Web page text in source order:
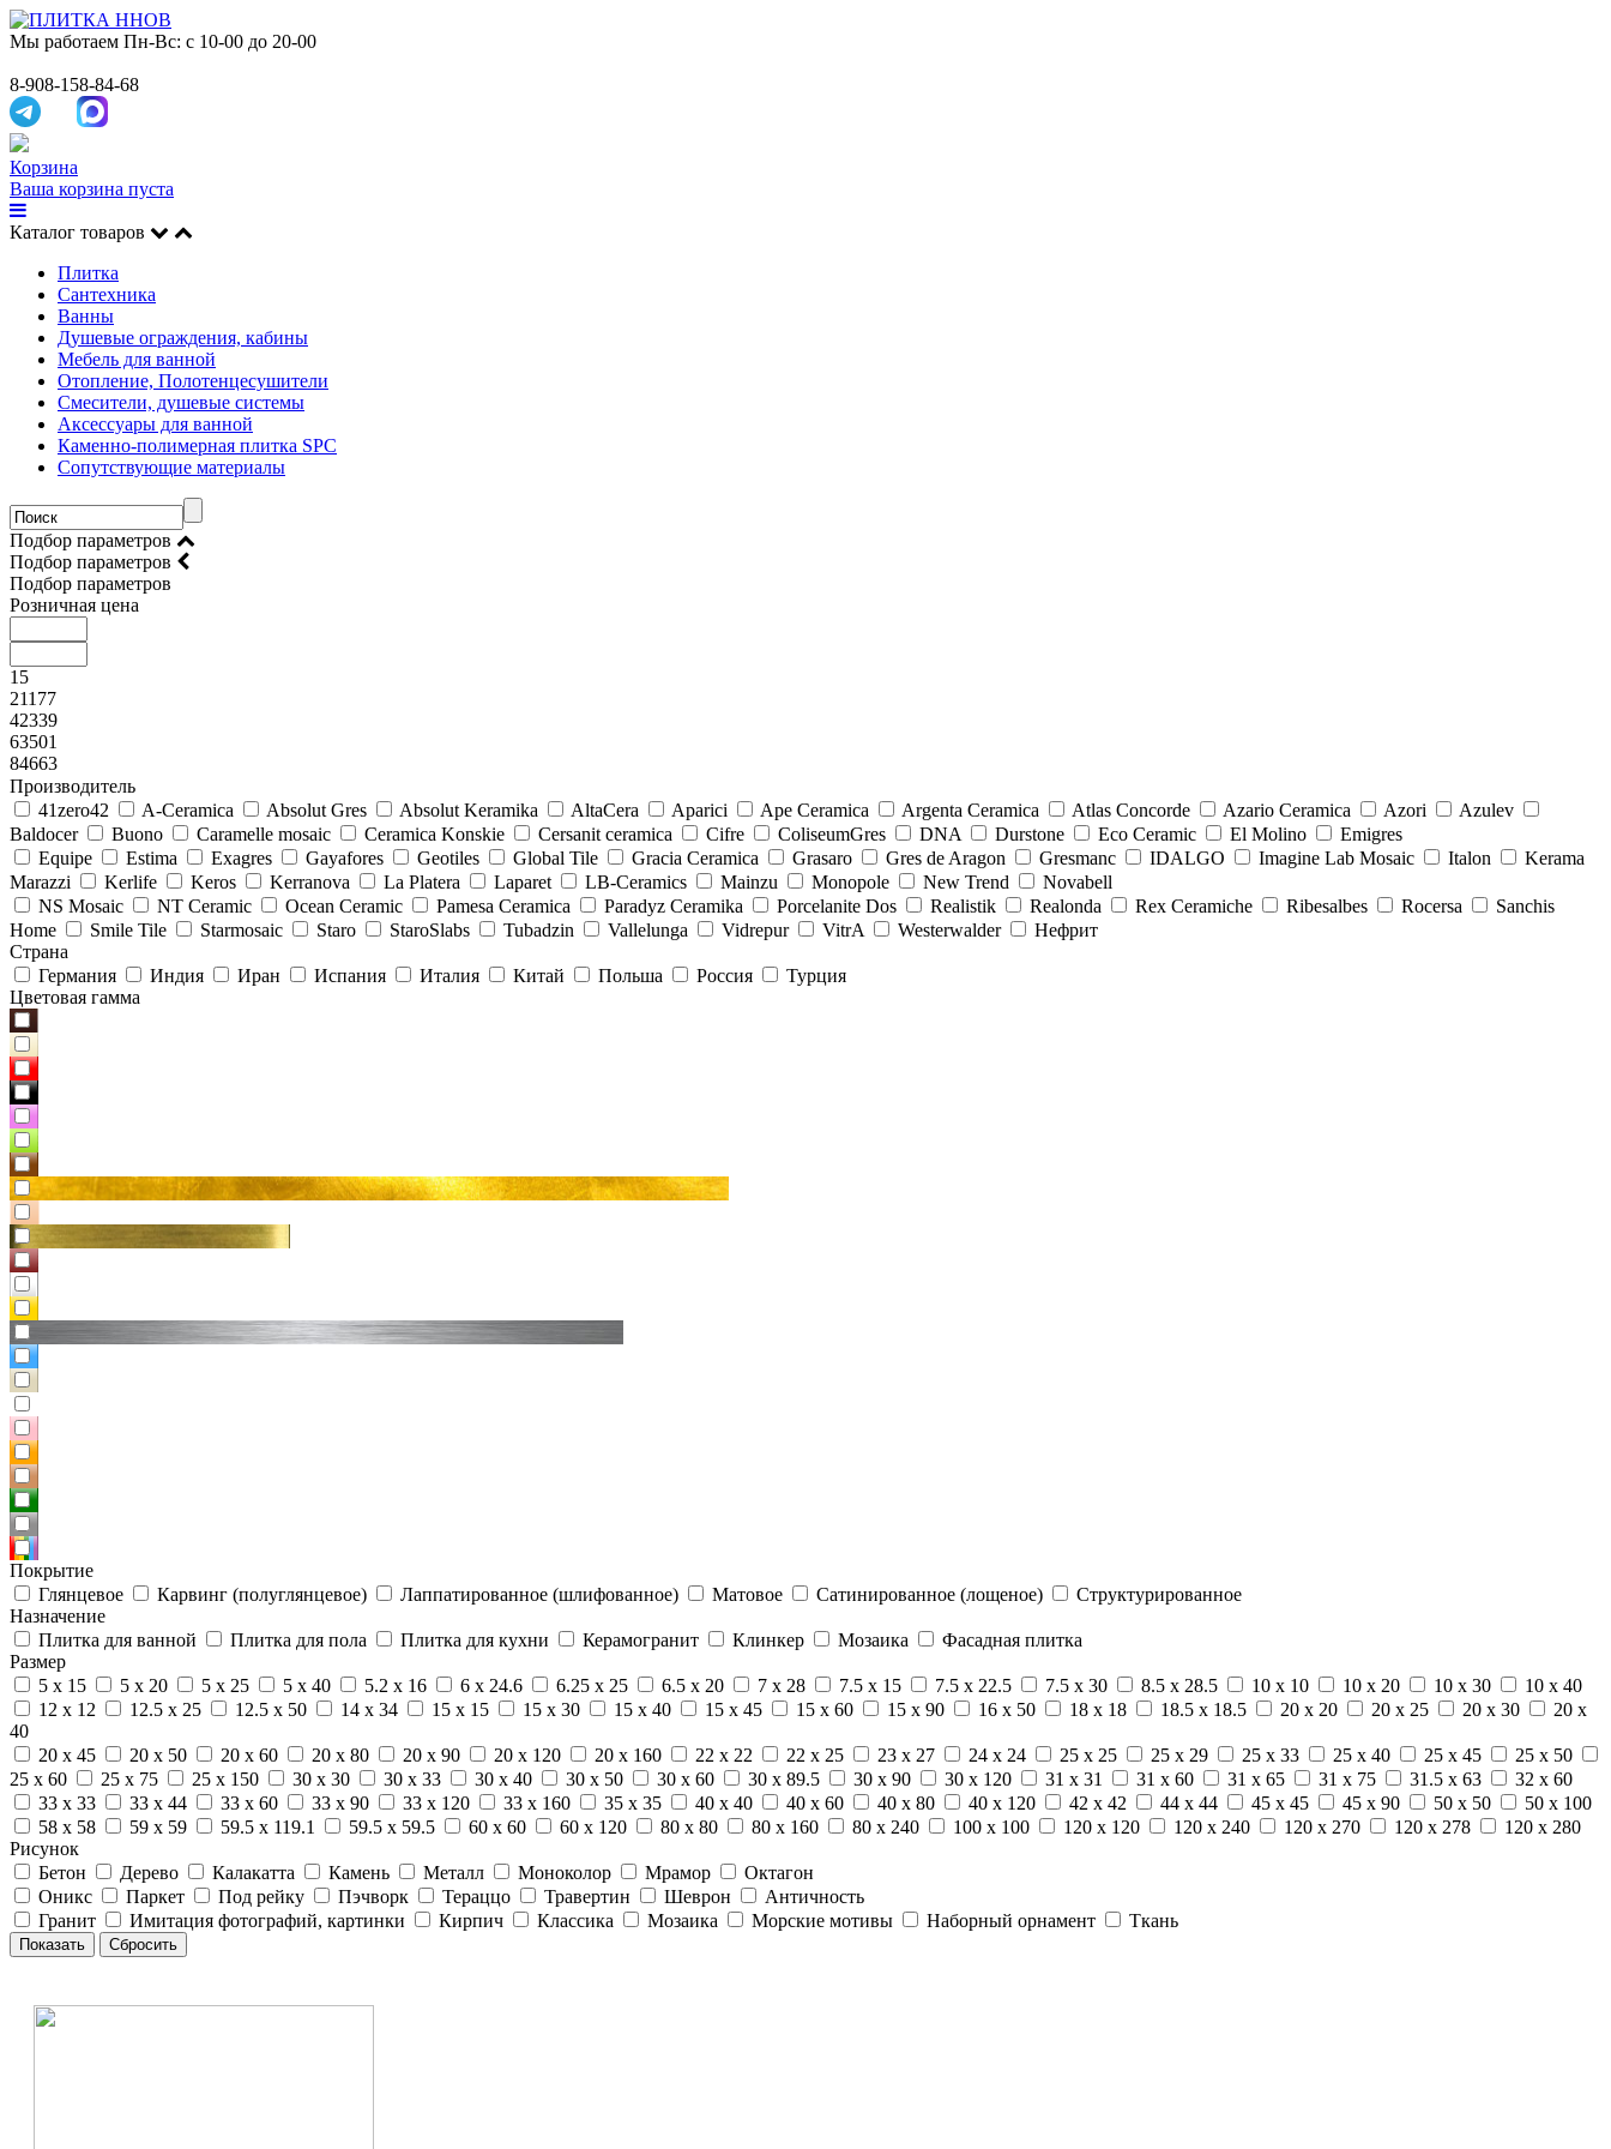
Мы работаем Пн-Вс: с 10-00 до 20-00
8-908-158-84-68
Корзина
Ваша корзина пуста
Каталог товаров
Плитка
Сантехника
Ванны
Душевые ограждения, кабины
Мебель для ванной
Отопление, Полотенцесушители
Смесители, душевые системы
Аксессуары для ванной
Каменно-полимерная плитка SPC
Сопутствующие материалы
Подбор параметров
Подбор параметров
Подбор параметров
Розничная цена
15
21177
42339
63501
84663
Производитель
41zero42
A-Ceramica Absolut Gres Absolut Keramika AltaCera Aparici Ape Ceramica Argenta Ceramica Atlas Concorde Azario Ceramica Azori
Azulev
Baldocer
Buono Caramelle mosaic Ceramica Konskie Cersanit ceramica Cifre ColiseumGres DNA Durstone Eco Ceramic El Molino
Emigres
Equipe
Estima Exagres Gayafores Geotiles Global Tile Gracia Ceramica Grasaro Gres de Aragon Gresmanc IDALGO Imagine Lab Mosaic Italon
Kerama
Marazzi
Kerlife Keros Kerranova La Platera Laparet LB-Ceramics Mainzu Monopole New Trend
Novabell
NS Mosaic
NT Ceramic Ocean Ceramic Pamesa Ceramica Paradyz Сeramika Porcelanite Dos Realistik Realonda Rex Ceramiche Ribesalbes Rocersa
Sanchis
Home
Smile Tile Starmosaic Staro StaroSlabs Tubadzin Vallelunga Vidrepur VitrA Westerwalder
Нефрит
Страна
Германия
Индия Иран Испания Италия Китай Польша Россия
Турция
Цветовая гамма
Покрытие
Глянцевое
Карвинг (полуглянцевое) Лаппатированное (шлифованное) Матовое Сатинированное (лощеное)
Структурированное
Назначение
Плитка для ванной
Плитка для пола Плитка для кухни Керамогранит Клинкер Мозаика
Фасадная плитка
Размер
5 x 15
5 x 20 5 x 25 5 x 40 5.2 x 16 6 x 24.6 6.25 x 25 6.5 x 20 7 x 28 7.5 x 15 7.5 x 22.5 7.5 x 30 8.5 x 28.5 10 x 10 10 x 20 10 x 30
10 x 40
12 x 12
12.5 x 25 12.5 x 50 14 x 34 15 x 15 15 x 30 15 x 40 15 x 45 15 x 60 15 x 90 16 x 50 18 x 18 18.5 x 18.5 20 x 20 20 x 25 20 x 30
20 x
40
20 x 45
20 x 50 20 x 60 20 x 80 20 x 90 20 x 120 20 x 160 22 x 22 22 x 25 23 x 27 24 x 24 25 x 25 25 x 29 25 x 33 25 x 40 25 x 45
25 x 50
25 x 60
25 x 75 25 x 150 30 x 30 30 x 33 30 x 40 30 x 50 30 x 60 30 x 89.5 30 x 90 30 x 120 31 x 31 31 x 60 31 x 65 31 x 75 31.5 x 63
32 x 60
33 x 33
33 x 44 33 x 60 33 x 90 33 x 120 33 x 160 35 x 35 40 x 40 40 x 60 40 x 80 40 x 120 42 x 42 44 x 44 45 x 45 45 x 90 50 x 50
50 x 100
58 x 58
59 x 59 59.5 x 119.1 59.5 x 59.5 60 x 60 60 x 120 80 x 80 80 x 160 80 x 240 100 x 100 120 x 120 120 x 240 120 x 270 120 x 278
120 x 280
Рисунок
Бетон
Дерево Калакатта Камень Металл Моноколор Мрамор
Октагон
Оникс
Паркет Под рейку Пэчворк Тераццо Травертин Шеврон
Античность
Гранит
Имитация фотографий, картинки Кирпич Классика Мозаика Морские мотивы Наборный орнамент Ткань